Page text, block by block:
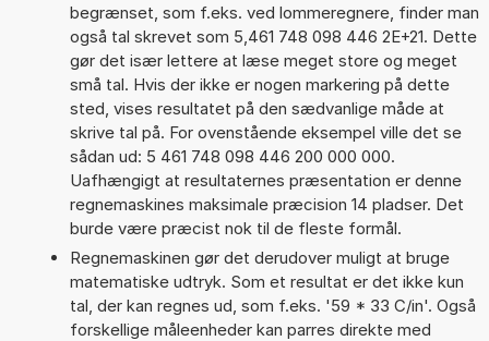
begrænset, som f.eks. ved lommeregnere, finder man
også tal skrevet som 5,461 748 098 446 2E+21. Dette
gør det især lettere at læse meget store og meget
små tal. Hvis der ikke er nogen markering på dette
sted, vises resultatet på den sædvanlige måde at
skrive tal på. For ovenstående eksempel ville det se
sådan ud: 5 461 748 098 446 200 000 000.
Uafhængigt at resultaternes præsentation er denne
regnemaskines maksimale præcision 14 pladser. Det
burde være præcist nok til de fleste formål.
Regnemaskinen gør det derudover muligt at bruge
matematiske udtryk. Som et resultat er det ikke kun
tal, der kan regnes ud, som f.eks. '59 * 33 C/in'. Også
forskellige måleenheder kan parres direkte med